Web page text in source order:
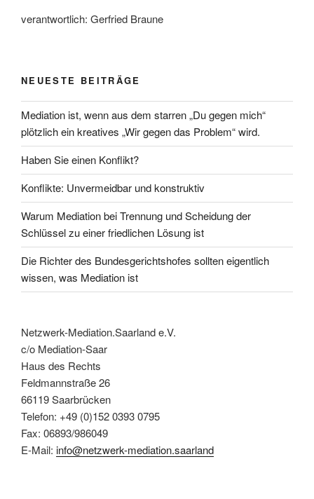
verantwortlich: Gerfried Braune
NEUESTE BEITRÄGE
Mediation ist, wenn aus dem starren „Du gegen mich“
plötzlich ein kreatives „Wir gegen das Problem“ wird.
Haben Sie einen Konflikt?
Konflikte: Unvermeidbar und konstruktiv
Warum Mediation bei Trennung und Scheidung der
Schlüssel zu einer friedlichen Lösung ist
Die Richter des Bundesgerichtshofes sollten eigentlich
wissen, was Mediation ist
Netzwerk-Mediation.Saarland e.V.
c/o Mediation-Saar
Haus des Rechts
Feldmannstraße 26
66119 Saarbrücken
Telefon: +49 (0)152 0393 0795
Fax: 06893/986049
E-Mail: info@netzwerk-mediation.saarland